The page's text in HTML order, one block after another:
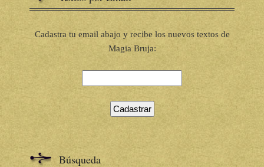
Cadastra tu email abajo y recibe los nuevos textos de
Magia Bruja:
Búsqueda